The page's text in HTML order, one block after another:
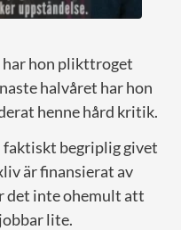
har hon plikttroget
halvåret har hon
henne hård kritik.
faktiskt begriplig givet
är finansierat av
det inte ohemult att
lite.